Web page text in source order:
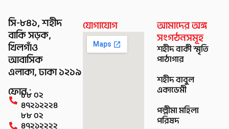
সি-৮৪১, শহীদ
বাকি সড়ক,
খিলগাঁও
আবাসিক
এলাকা, ঢাকা ১২১৯
ফোন :৮৮ ০২
৪৭২১২২২৪
৮৮ ০২
৪৭২১২২২২
যোগাযোগ
আমাদের অঙ্গ
সংগঠনসমূহ
শহীদ বাকী স্মৃতি
পাঠাগার
শহীদ বাবুল
একাডেমী
পল্লীমা মহিলা
পরিষদ